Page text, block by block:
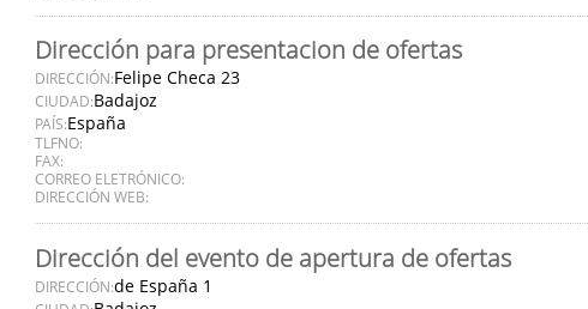
Dirección para presentacion de ofertas
DIRECCIÓN:Felipe Checa 23
CIUDAD:Badajoz
PAÍS:España
TLFNO:
FAX:
CORREO ELETRÓNICO:
DIRECCIÓN WEB:
Dirección del evento de apertura de ofertas
DIRECCIÓN:de España 1